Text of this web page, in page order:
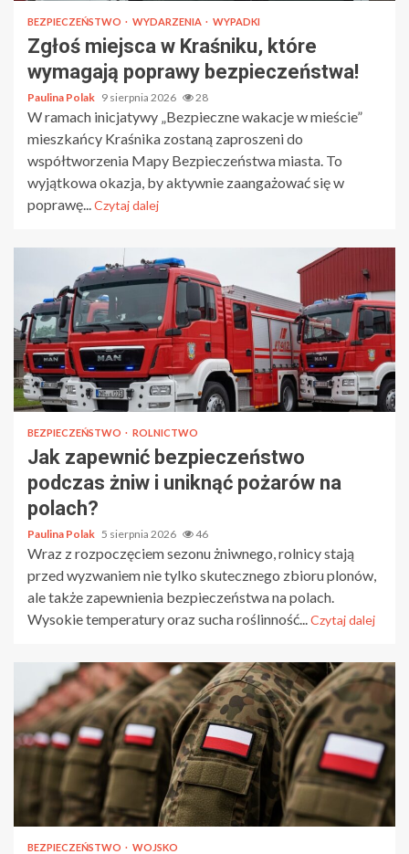
BEZPIECZEŃSTWO WYDARZENIA WYPADKI
Zgłoś miejsca w Kraśniku, które
wymagają poprawy bezpieczeństwa!
Paulina Polak 9 sierpnia 2026 28
W ramach inicjatywy „Bezpieczne wakacje w mieście”
mieszkańcy Kraśnika zostaną zaproszeni do
współtworzenia Mapy Bezpieczeństwa miasta. To
wyjątkowa okazja, by aktywnie zaangażować się w
poprawę...Czytaj dalej
BEZPIECZEŃSTWO ROLNICTWO
Jak zapewnić bezpieczeństwo
podczas żniw i uniknąć pożarów na
polach?
Paulina Polak 5 sierpnia 2026 46
Wraz z rozpoczęciem sezonu żniwnego, rolnicy stają
przed wyzwaniem nie tylko skutecznego zbioru plonów,
ale także zapewnienia bezpieczeństwa na polach.
Wysokie temperatury oraz sucha roślinność...Czytaj dalej
BEZPIECZEŃSTWO WOJSKO